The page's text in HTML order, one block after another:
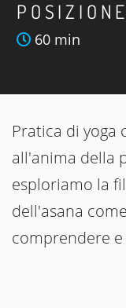
60 min
Pratica di
all'anima della
esploriamo la
dell'asana
comprendere